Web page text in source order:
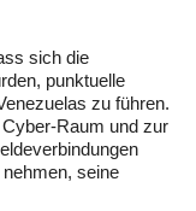
sich die
punktuelle
zu führen.
Raum und zur
seine